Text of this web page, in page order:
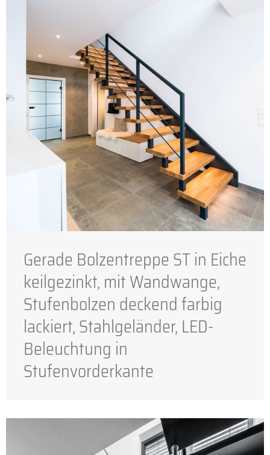
Gerade Bolzentreppe ST in Eiche
keilgezinkt, mit Wandwange,
Stufenbolzen deckend farbig
lackiert, Stahlgeländer, LED-
Beleuchtung in
Stufenvorderkante